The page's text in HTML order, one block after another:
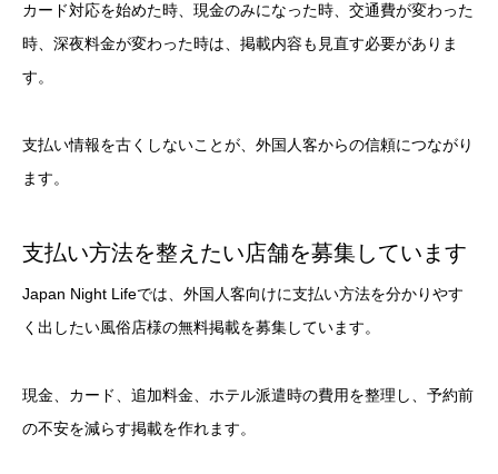
カード対応を始めた時、現金のみになった時、交通費が変わった
時、深夜料金が変わった時は、掲載内容も見直す必要がありま
す。
支払い情報を古くしないことが、外国人客からの信頼につながり
ます。
支払い方法を整えたい店舗を募集しています
Japan Night Lifeでは、外国人客向けに支払い方法を分かりやす
く出したい風俗店様の無料掲載を募集しています。
現金、カード、追加料金、ホテル派遣時の費用を整理し、予約前
の不安を減らす掲載を作れます。